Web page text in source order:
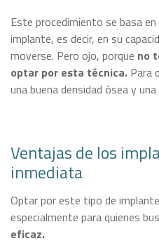
Este procedimiento se basa
implante, es decir, en su
moverse. Pero ojo, porque no
optar por esta técnica. Para
una buena densidad ósea y
Ventajas de los
inmediata
Optar por este tipo de
especialmente para quienes
eficaz.